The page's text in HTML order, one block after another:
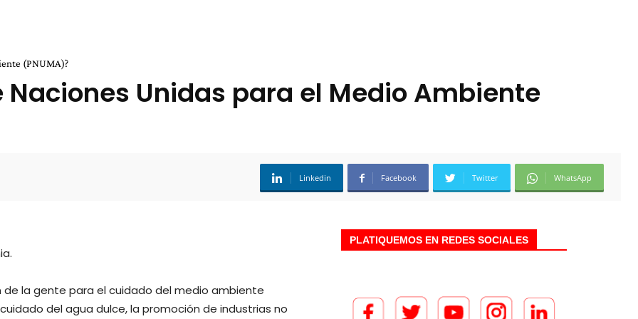
(PNUMA)?
Naciones Unidas para el Medio Ambiente
Linkedin Facebook Twitter WhatsApp
la gente para el cuidado del medio ambiente
del agua dulce, la promoción de industrias no
PLATIQUEMOS EN REDES SOCIALES